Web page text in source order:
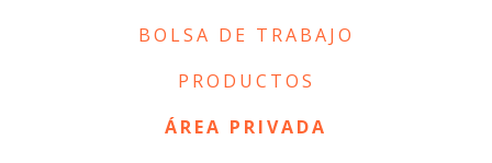
BOLSA DE TRABAJO
PRODUCTOS
ÁREA PRIVADA